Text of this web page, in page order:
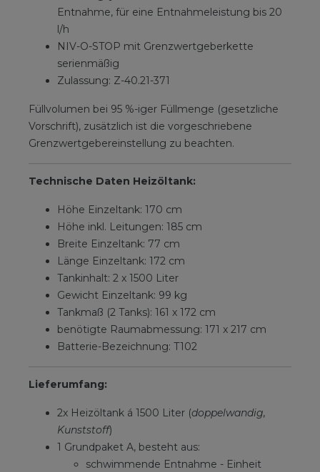
Entnahme, für eine Entnahmeleistung bis 20
l/h
NIV-O-STOP mit Grenzwertgeberkette
serienmäßig
Zulassung: Z-40.21-371
Füllvolumen bei 95 %-iger Füllmenge (gesetzliche
Vorschrift), zusätzlich ist die vorgeschriebene
Grenzwertgebereinstellung zu beachten.
Technische Daten Heizöltank:
Höhe Einzeltank: 170 cm
Höhe inkl. Leitungen: 185 cm
Breite Einzeltank: 77 cm
Länge Einzeltank: 172 cm
Tankinhalt: 2 x 1500 Liter
Gewicht Einzeltank: 99 kg
Tankmaß (2 Tanks): 161 x 172 cm
benötigte Raumabmessung: 171 x 217 cm
Batterie-Bezeichnung: T102
Lieferumfang:
2x Heizöltank á 1500 Liter (doppelwandig,
Kunststoff)
1 Grundpaket A, besteht aus:
schwimmende Entnahme - Einheit